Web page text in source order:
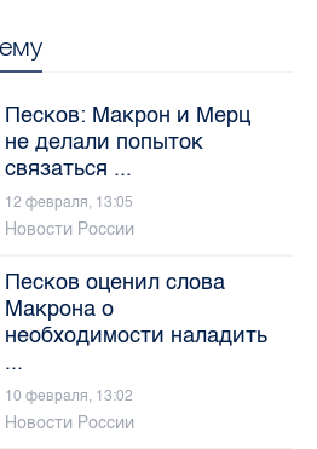
Песков: Макрон и Мерц
не делали попыток
связаться ...
12 февраля, 13:05
Новости России
Песков оценил слова
Макрона о
необходимости наладить
...
10 февраля, 13:02
Новости России